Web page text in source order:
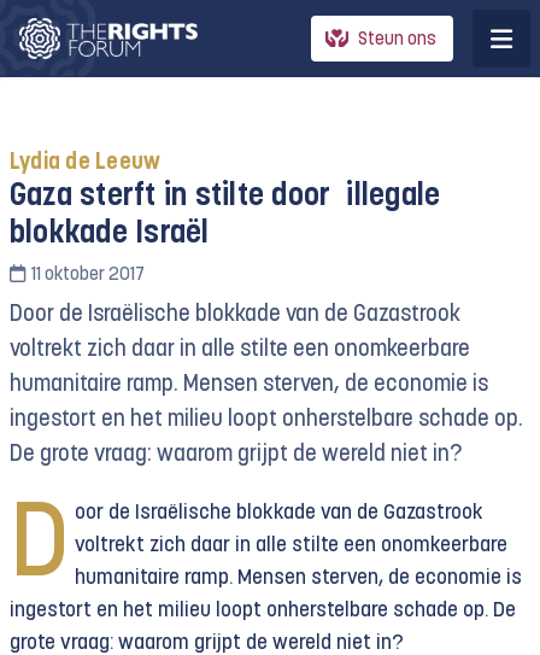
Steun ons
Lydia de Leeuw
Gaza sterft in stilte door illegale
blokkade Israël
11 oktober 2017
Door de Israëlische blokkade van de Gazastrook
voltrekt zich daar in alle stilte een onomkeerbare
humanitaire ramp. Mensen sterven, de economie is
ingestort en het milieu loopt onherstelbare schade op.
De grote vraag: waarom grijpt de wereld niet in?
D oor de Israëlische blokkade van de Gazastrook
voltrekt zich daar in alle stilte een onomkeerbare
humanitaire ramp. Mensen sterven, de economie is
ingestort en het milieu loopt onherstelbare schade op. De
grote vraag: waarom grijpt de wereld niet in?